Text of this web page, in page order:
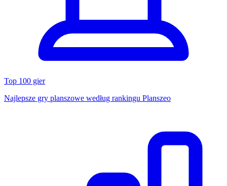
Top 100 gier
Najlepsze gry planszowe według rankingu Planszeo